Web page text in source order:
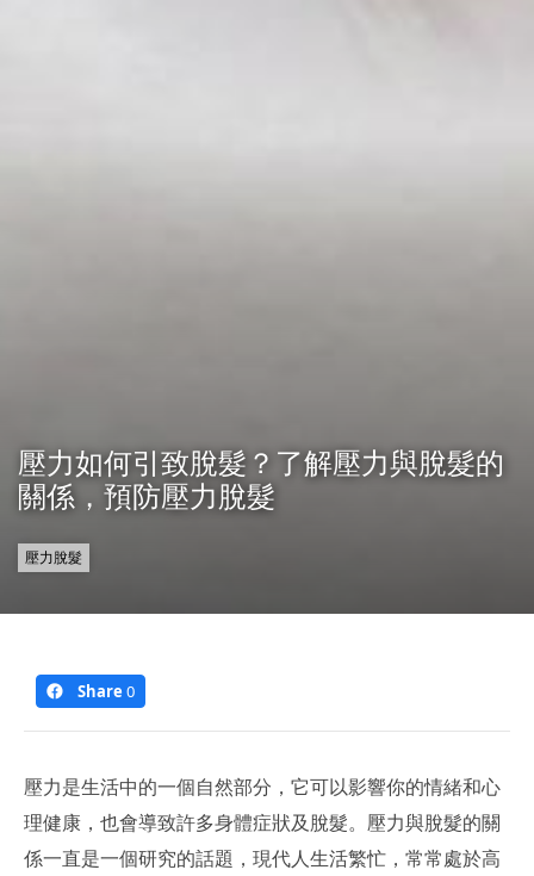
壓力如何引致脫髮？了解壓力與脫髮的
關係，預防壓力脫髮
壓力脫髮
Share 0
壓力是生活中的一個自然部分，它可以影響你的情緒和心
理健康，也會導致許多身體症狀及脫髮。壓力與脫髮的關
係一直是一個研究的話題，現代人生活繁忙，常常處於高